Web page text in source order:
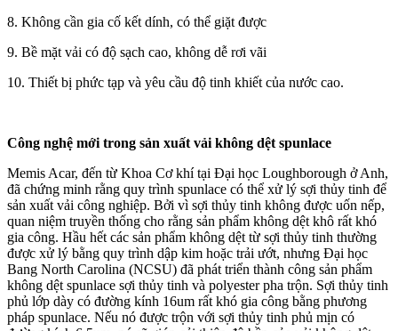
8. Không cần gia cố kết dính, có thể giặt được
9. Bề mặt vải có độ sạch cao, không dễ rơi vãi
10. Thiết bị phức tạp và yêu cầu độ tinh khiết của nước cao.
Công nghệ mới trong sản xuất vải không dệt spunlace
Memis Acar, đến từ Khoa Cơ khí tại Đại học Loughborough ở Anh,
đã chứng minh rằng quy trình spunlace có thể xử lý sợi thủy tinh để
sản xuất vải công nghiệp. Bởi vì sợi thủy tinh không được uốn nếp,
quan niệm truyền thống cho rằng sản phẩm không dệt khô rất khó
gia công. Hầu hết các sản phẩm không dệt từ sợi thủy tinh thường
được xử lý bằng quy trình dập kim hoặc trải ướt, nhưng Đại học
Bang North Carolina (NCSU) đã phát triển thành công sản phẩm
không dệt spunlace sợi thủy tinh và polyester pha trộn. Sợi thủy tinh
phủ lớp dày có đường kính 16um rất khó gia công bằng phương
pháp spunlace. Nếu nó được trộn với sợi thủy tinh phủ mịn có